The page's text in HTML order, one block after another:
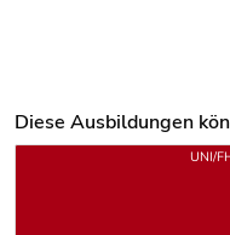
Diese Ausbildungen
Uber weitere UNI/